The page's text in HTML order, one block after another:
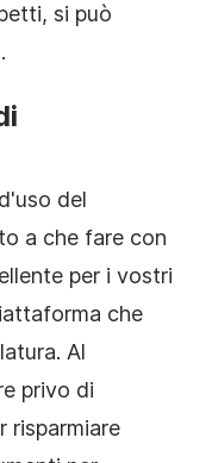
si può
del
a che fare con
per i vostri
che
Al
privo di
risparmiare